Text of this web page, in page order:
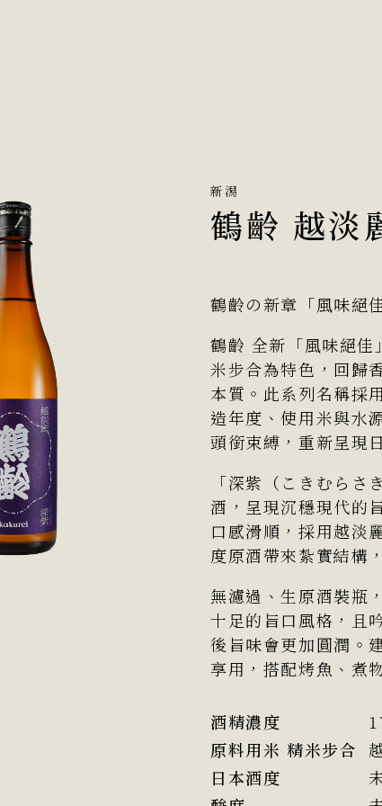
新潟
鶴齡 越淡
鶴齡の新章「風味絕
鶴齡 全新「風味絕佳
米步合為特色，回歸
本質。此系列名稱採
造年度、使用米與水
頭銜束縛，重新呈現
「深紫（こきむら
酒，呈現沉穩現代的
口感滑順，採用越淡
度原酒帶來紮實結構
無濾過、生原酒裝瓶
十足的旨口風格，且
後旨味會更加圓潤。
享用，搭配烤魚、煮
酒精濃度
原料用米 精米步合
日本酒度